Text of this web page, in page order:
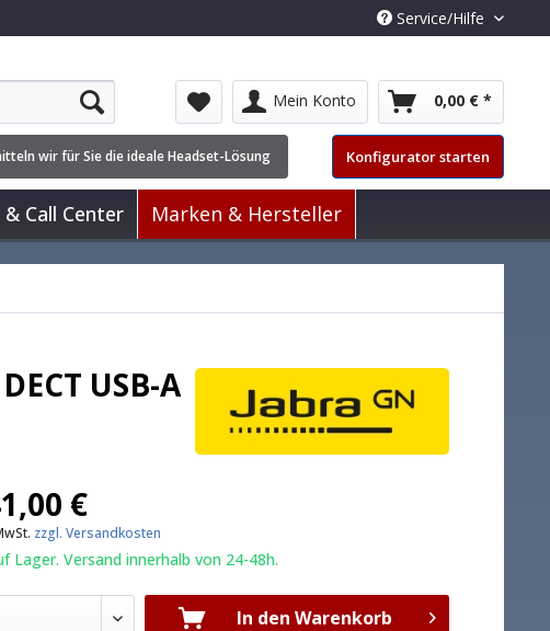
Service/Hilfe
Mein Konto 0,00 € *
wir für Sie die ideale Headset-Lösung Konfigurator starten
Call Center Marken & Hersteller
USB-A
€
zzgl. Versandkosten
Lager. Versand innerhalb von 24-48h.
In den Warenkorb